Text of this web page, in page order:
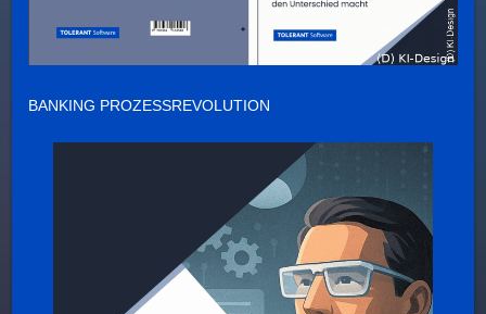
BANKING PROZESSREVOLUTION